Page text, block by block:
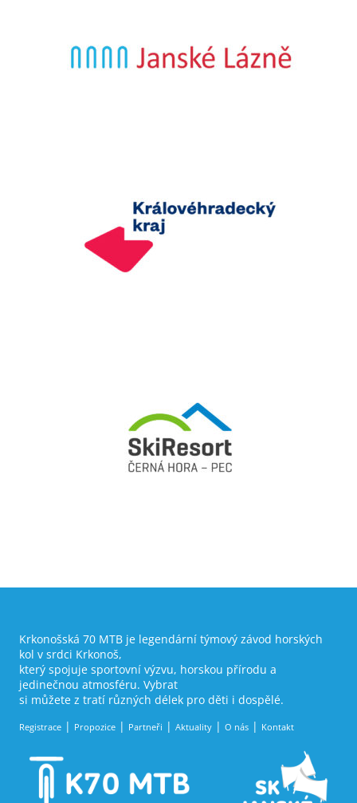
Krkonošská 70 MTB je legendární týmový závod horských
kol v srdci Krkonoš,
který spojuje sportovní výzvu, horskou přírodu a
jedinečnou atmosféru. Vybrat
si můžete z tratí různých délek pro děti i dospělé.
Registrace Propozice Partneři Aktuality O nás Kontakt